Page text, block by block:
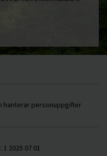
hanterar personuppgifter
2025 07 01